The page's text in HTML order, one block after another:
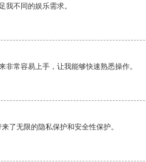
我不同的娱乐需求。
常容易上手，让我能够快速熟悉操作。
了无限的隐私保护和安全性保护。